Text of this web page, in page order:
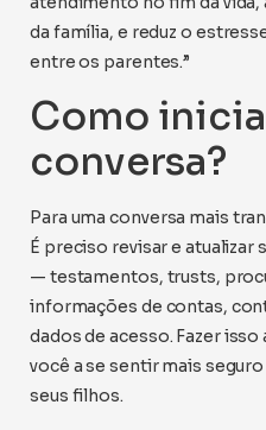
da família, e reduz o
entre os parentes.”
Como
conversa?
Para uma conversa mais
É preciso revisar e
— testamentos, trusts,
informações de contas,
dados de acesso. Fazer
você a se sentir mais
seus filhos.